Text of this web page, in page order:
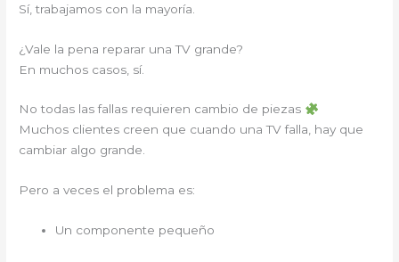
Sí, trabajamos con la mayoría.
¿Vale la pena reparar una TV grande?
En muchos casos, sí.
No todas las fallas requieren cambio de piezas
Muchos clientes creen que cuando una TV falla, hay que
cambiar algo grande.
Pero a veces el problema es:
Un componente pequeño